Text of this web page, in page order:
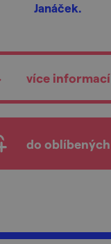
Janáček.
více informací
do oblíbených